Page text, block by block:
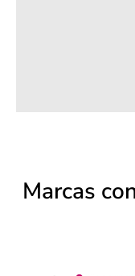
Marcas